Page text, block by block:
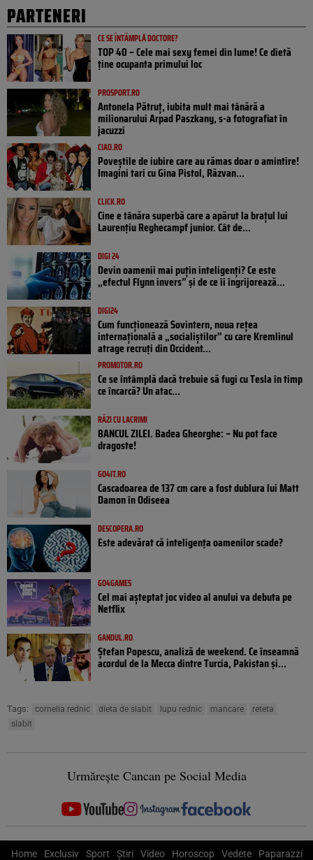
PARTENERI
CE SE ÎNTÂMPLĂ DOCTORE?
TOP 40 – Cele mai sexy femei din lume! Ce dietă
ține ocupanta primului loc
PROSPORT.RO
Antonela Pătruț, iubita mult mai tânără a
milionarului Arpad Paszkany, s-a fotografiat în
jacuzzi
CIAO.RO
Poveştile de iubire care au rămas doar o amintire!
Imagini tari cu Gina Pistol, Răzvan...
CLICK.RO
Cine e tânăra superbă care a apărut la brațul lui
Laurențiu Reghecampf junior. Cât de...
DIGI 24
Devin oamenii mai puțin inteligenți? Ce este
„efectul Flynn invers” și de ce îi îngrijorează...
DIGI24
Cum funcționează Sovintern, noua rețea
internațională a „socialiștilor” cu care Kremlinul
atrage recruți din Occident...
PROMOTOR.RO
Ce se întâmplă dacă trebuie să fugi cu Tesla în timp
ce încarcă? Un atac...
RÂZI CU LACRIMI
BANCUL ZILEI. Badea Gheorghe: – Nu pot face
dragoste!
GO4IT.RO
Cascadoarea de 137 cm care a fost dublura lui Matt
Damon în Odiseea
DESCOPERA.RO
Este adevărat că inteligența oamenilor scade?
GO4GAMES
Cel mai așteptat joc video al anului va debuta pe
Netflix
GANDUL.RO
Ștefan Popescu, analiză de weekend. Ce înseamnă
acordul de la Mecca dintre Turcia, Pakistan şi...
Tags: cornelia rednic dieta de slabit lupu rednic mancare
reteta
slabit
Urmărește Cancan pe Social Media
Home Exclusiv Sport Știri Video Horoscop Vedete Paparazzi